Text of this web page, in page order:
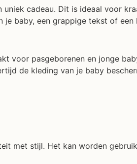
cadeau. Dit is ideaal voor
baby, een grappige tekst of
voor pasgeborenen en jonge
de kleding van je baby
met stijl. Het kan worden